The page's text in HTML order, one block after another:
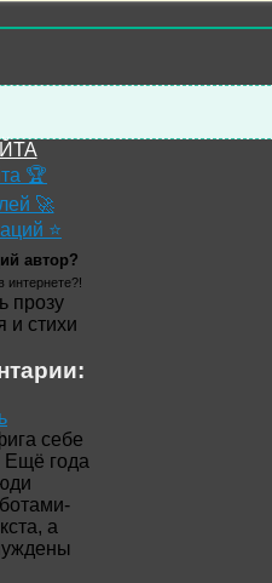
🏆
🚀
⭐
автор?
интернете?!
прозу
и стихи
себе
Ещё года
а